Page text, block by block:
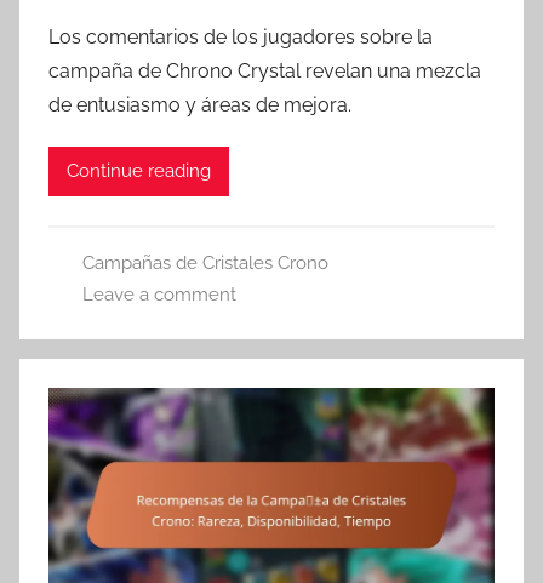
Los comentarios de los jugadores sobre la
campaña de Chrono Crystal revelan una mezcla
de entusiasmo y áreas de mejora.
Continue reading
Campañas de Cristales Crono
Leave a comment